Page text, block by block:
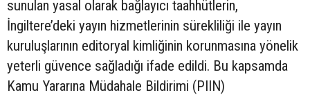
sunulan yasal olarak bağlayıcı taahhütlerin,
İngiltere’deki yayın hizmetlerinin sürekliliği ile yayın
kuruluşlarının editoryal kimliğinin korunmasına yönelik
yeterli güvence sağladığı ifade edildi. Bu kapsamda
Kamu Yararına Müdahale Bildirimi (PIIN)